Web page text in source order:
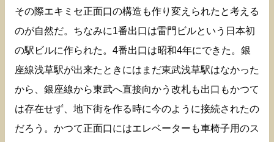
その際エキミセ正面口の構造も作り変えられたと考える
のが自然だ。ちなみに1番出口は雷門ビルという日本初
の駅ビルに作られた。4番出口は昭和4年にできた。銀
座線浅草駅が出来たときにはまだ東武浅草駅はなかった
から、銀座線から東武へ直接向かう改札も出口もかつて
は存在せず、地下街を作る時に今のように接続されたの
だろう。かつて正面口にはエレベーターも車椅子用のス